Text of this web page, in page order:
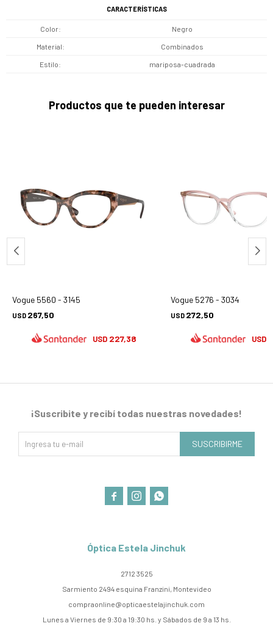
CARACTERÍSTICAS
Color Negro
Material Combinados
Estilo mariposa-cuadrada
Productos que te pueden interesar
Vogue 5560 - 3145
USD 267,50
USD 227,38
Vogue 5276 - 3034
USD 272,50
USD
Óptica Estela Jinchuk
2712 3525
Sarmiento 2494 esquina Franzini, Montevideo
compraonline@opticaestelajinchuk.com
Lunes a Viernes de 9:30 a 19:30 hs. y Sábados de 9 a 13 hs.
¡Suscribite y recibí todas nuestras novedades!
SUSCRIBIRME
  